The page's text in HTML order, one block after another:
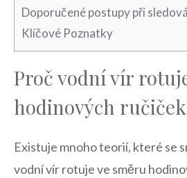
Doporučené postupy při
Klíčové Poznatky
Proč vodní vír
hodinových
Existuje mnoho teorií, které se
vodní vír rotuje ve směru